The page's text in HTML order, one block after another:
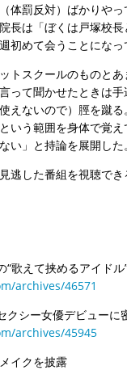
体罰反対）ばかりや
長は「ぼくは戸塚校
初めて会うことにな
トスクールのものと
って聞かせたときは
えないので）脛を蹴
いう範囲を身体で覚
い」と持論を展開した。
逃した番組を視聴で
歌えて挟めるアイドル
archives/46571
クシー女優デビューに
archives/45945
イクを披露